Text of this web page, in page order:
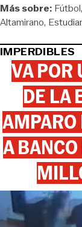
Más sobre: Fútbol
Altamirano
IMPERDIBLES
VA POR
DE LA
AMPARO
A